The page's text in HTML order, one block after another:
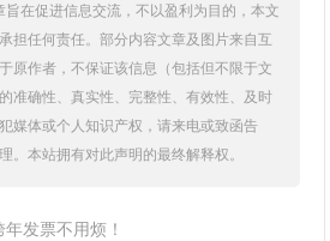
旨在促进信息交流，不以盈利为目的，本文
担任何责任。部分内容文章及图片来自互
原作者，不保证该信息（包括但不限于文
准确性、真实性、完整性、有效性、及时
媒体或个人知识产权，请来电或致函告
。本站拥有对此声明的最终解释权。
发票不用烦！